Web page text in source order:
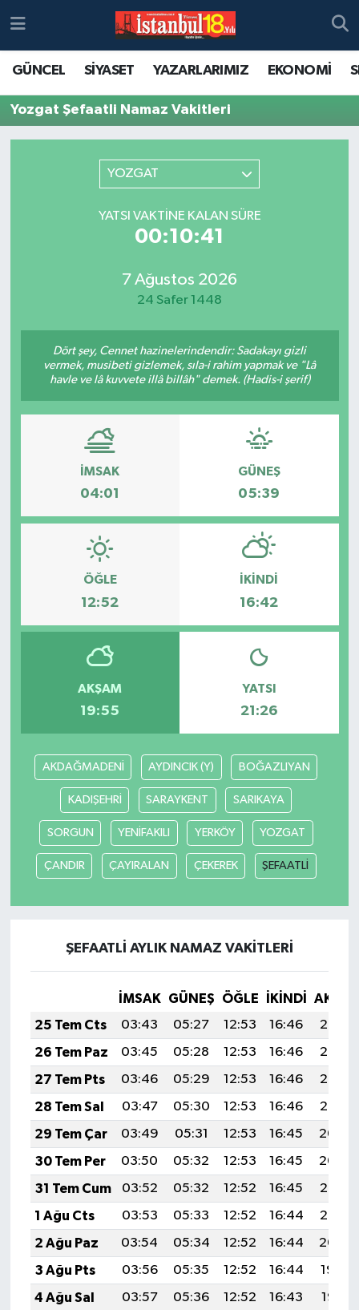
GÜNCEL SİYASET YAZARLARIMIZ EKONOMİ
Yozgat Şefaatli Namaz Vakitleri
YOZGAT
YATSI VAKTINE KALAN SÜRE
00:10:41
7 Ağustos 2026
24 Safer 1448
Dört şey, Cennet hazinelerindendir: Sadakayı gizli
vermek, musibeti gizlemek, sıla-i rahim yapmak ve "Lâ
havle ve lâ kuvvete illâ billâh" demek. (Hadis-i şerif)
İMSAK
04:01
GÜNEŞ
05:39
ÖĞLE
12:52
İKINDI
16:42
AKŞAM
19:55
YATSI
21:26
AKDAĞMADENİ AYDINCIK (Y) BOĞAZLIYAN
KADIŞEHRİ SARAYKENT SARIKAYA
SORGUN YENİFAKILI YERKÖY YOZGAT
ÇANDIR ÇAYIRALAN ÇEKEREK ŞEFAATLİ
ŞEFAATLİ AYLIK NAMAZ VAKITLERI
İMSAK GÜNEŞ ÖĞLE İKINDI
25 Tem Cts
03:43 05:27 12:53 16:46
20:08
26 Tem Paz
03:45 05:28 12:53 16:46
20:07
27 Tem Pts
03:46 05:29 12:53 16:46
20:06
28 Tem Sal
03:47 05:30 12:53 16:46
20:05
29 Tem Çar
03:49 05:31 12:53 16:45
20:04
30 Tem Per
03:50 05:32 12:53 16:45
20:04
31 Tem Cum
03:52 05:32 12:52 16:45
20:03
1 Ağu Cts
03:53 05:33 12:52 16:44
20:02
2 Ağu Paz
03:54 05:34 12:52 16:44
20:00
3 Ağu Pts
03:56 05:35 12:52 16:44
19:59
4 Ağu Sal
03:57 05:36 12:52 16:43
19:58